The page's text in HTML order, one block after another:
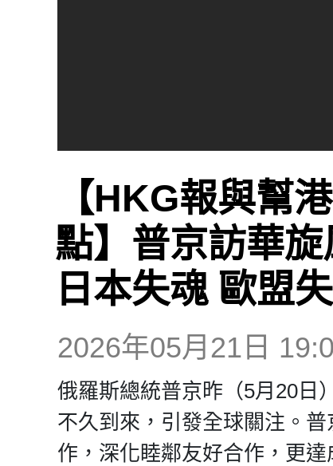
【HKG報與幫
點】普京訪華
日本失魂 歐盟
2026年05月21日
俄羅斯總統普京昨（5月20日
不久到來，引發全球關注。
作，深化睦鄰友好合作，更